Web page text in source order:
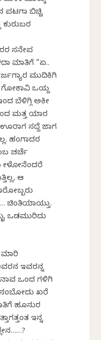
ಪಟಗಾ ಬಿಚ್ಚಿ
ಕುರುಬರ
ಸನೇಪ
ಮಾತಿಗೆ “ಏ..
ಮುದಿಕಿಗಿ
ಗೋಕಾವಿ ಒಯ್ದ
ಬೆಳಿಗ್ಗಿ ಅಕೀ
ಮತ್ತ ಯಾರ
ಊರಾಗ ಸದ್ದೆ ಜಾಗ
ಹಂಗಾದರ
ಚರ್ಚೆ
ಕೇಳೋನೆಂದರೆ
ಆ
ಚಿಂತಿಯಾಯ್ತು.
ಒಡಮುರಿದು
ಇವರನ್ನ
ನಾವ ಒಂದ ಗಳಿಗಿ
ಖರೆ
ಹೂನುರ
ಇನ್ನ